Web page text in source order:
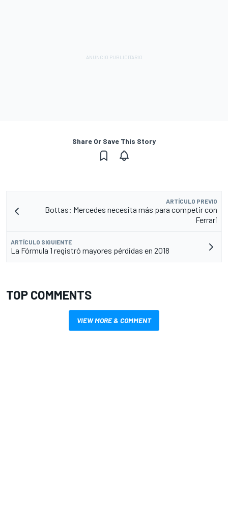
Share Or Save This Story
ARTÍCULO PREVIO
Bottas: Mercedes necesita más para competir con
Ferrari
ARTÍCULO SIGUIENTE
La Fórmula 1 registró mayores pérdidas en 2018
TOP COMMENTS
VIEW MORE & COMMENT